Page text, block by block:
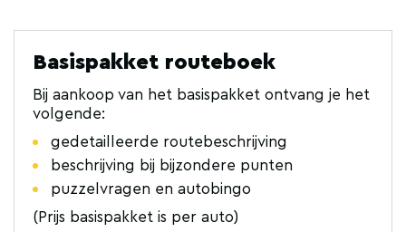
Basispakket routeboek
Bij aankoop van het basispakket ontvang je het
volgende:
gedetailleerde routebeschrijving
beschrijving bij bijzondere punten
puzzelvragen en autobingo
(Prijs basispakket is per auto)